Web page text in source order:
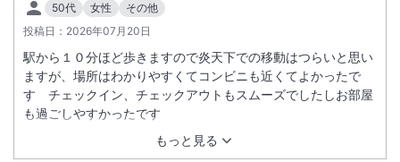
50代 女性
その他
投稿日： 2026年07月20日
もっと見る
駅から１０分ほど歩きますので炎天下での移動はつらいと思い
ますが、場所はわかりやすくてコンビニも近くてよかったで
す チェックイン、チェックアウトもスムーズでしたしお部屋
も過ごしやすかったです